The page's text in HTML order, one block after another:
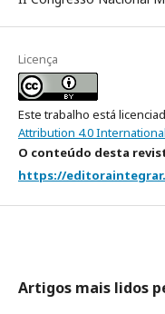
Licença
Este trabalho está
Attribution 4.0
O conteúdo desta
https://
Artigos mais lidos